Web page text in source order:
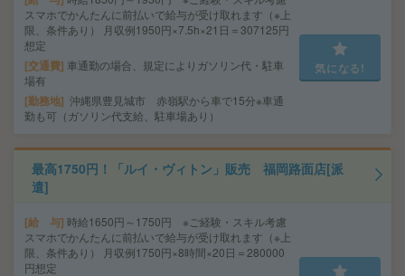
スマホでかんたんに前払いで給与が受け取れます（※上
限、条件あり） 月収例1950円×7.5h×21日＝307125円
想定
交通費 車通勤の場合、規定によりガソリン代・駐車
場有
勤務地 沖縄県豊見城市 赤嶺駅から車で15分※車通
勤も可（ガソリン代支給、駐車場あり）
気になる!
最高1750円！「ルイ・ヴィトン」販売 福岡路面店[派
遣]
給 与 時給1650円～1750円 ※ご経験・スキル考慮
スマホでかんたんに前払いで給与が受け取れます（※上
限、条件あり） 月収例1750円×8時間×20日＝280000
円想定